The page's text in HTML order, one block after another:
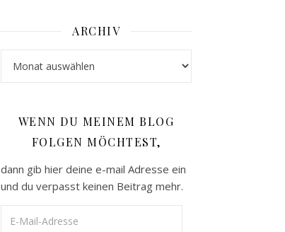
ARCHIV
WENN DU MEINEM BLOG
FOLGEN MÖCHTEST,
dann gib hier deine e-mail Adresse ein
und du verpasst keinen Beitrag mehr.